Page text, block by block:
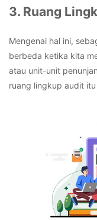
3. Ruang
Mengenai hal ini,
berbeda ketika kita
atau unit-unit
ruang lingkup audit